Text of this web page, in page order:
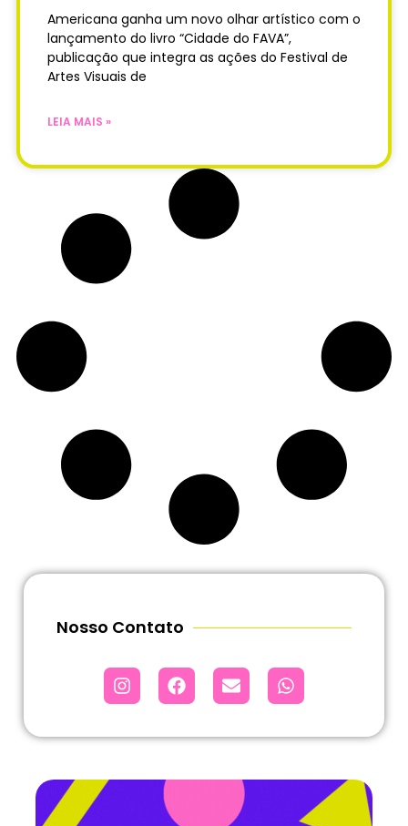
Americana ganha um novo olhar artístico com o
lançamento do livro “Cidade do FAVA”,
publicação que integra as ações do Festival de
Artes Visuais de
LEIA MAIS »
Nosso Contato